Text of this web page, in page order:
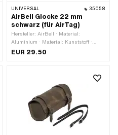
UNIVERSAL 35058
AirBell Glocke 22 mm
schwarz (für AirTag)
Hersteller: AirBell · Material:
Aluminium · Material: Kunststoff ·
Oberfläche: lackiert · Farbe: schwarz ·
Klemmdurchmesser: 22 mm
EUR 29.50